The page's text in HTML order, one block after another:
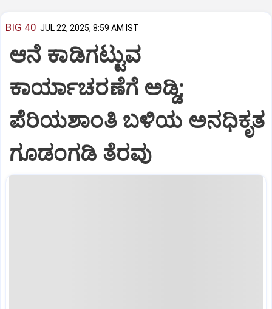
BIG 40 JUL 22, 2025, 8:59 AM IST
ಆನೆ ಕಾಡಿಗಟ್ಟುವ
ಕಾರ್ಯಾಚರಣೆಗೆ ಅಡ್ಡಿ;
ಪೆರಿಯಶಾಂತಿ ಬಳಿಯ ಅನಧಿಕೃತ
ಗೂಡಂಗಡಿ ತೆರವು